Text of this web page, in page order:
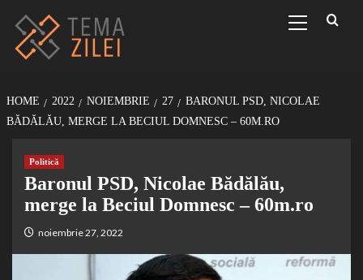
conținut
Menu
HOME 2022 NOIEMBRIE 27
BARONUL PSD, NICOLAE
BĂDĂLĂU, MERGE LA BECIUL DOMNESC – 60M.RO
Politică
Baronul PSD, Nicolae Bădălău,
merge la Beciul Domnesc – 60m.ro
noiembrie 27, 2022